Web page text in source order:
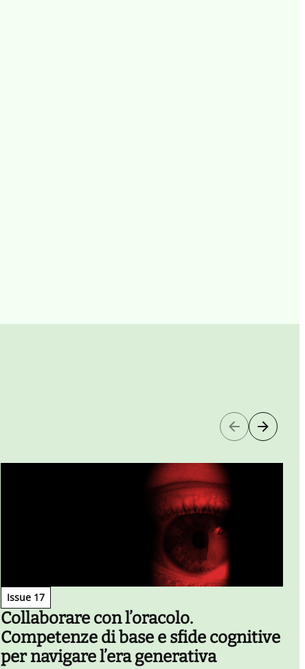
Issue 17
Collaborare con l’oracolo.
Competenze di base e sfide cognitive
per navigare l’era generativa